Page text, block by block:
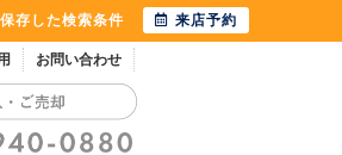
お問い合わせ
保存した検索条件 来店予約